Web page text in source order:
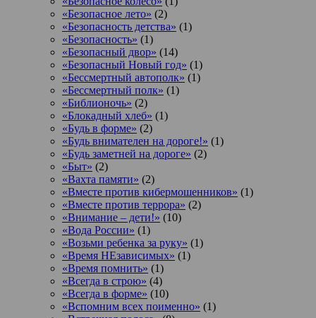
«Безопасное лето» (2)
«Безопасность детства» (1)
«Безопасность» (1)
«Безопасный двор» (14)
«Безопасный Новый год» (1)
«Бессмертный автополк» (1)
«Бессмертный полк» (1)
«Библионочь» (2)
«Блокадный хлеб» (1)
«Будь в форме» (2)
«Будь внимателен на дороге!» (1)
«Будь заметней на дороге» (2)
«Быт» (2)
«Вахта памяти» (2)
«Вместе против кибермошенников» (1)
«Вместе против террора» (2)
«Внимание – дети!» (10)
«Вода России» (1)
«Возьми ребенка за руку» (1)
«Время НЕзависимых» (1)
«Время помнить» (1)
«Всегда в строю» (4)
«Всегда в форме» (10)
«Вспомним всех поименно» (1)